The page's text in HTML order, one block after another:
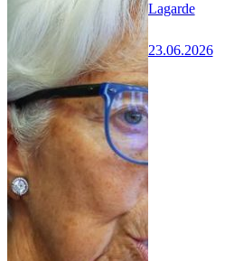
Lagarde
23.06.2026